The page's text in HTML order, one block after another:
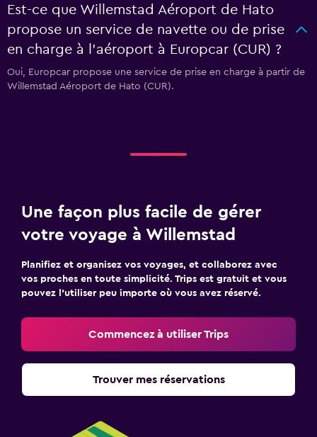
Est-ce que Willemstad Aéroport de Hato
propose un service de navette ou de prise
en charge à l’aéroport à Europcar (CUR) ?
Oui, Europcar propose une service de prise en charge à partir de
Willemstad Aéroport de Hato (CUR).
Une façon plus facile de gérer
votre voyage à Willemstad
Planifiez et organisez vos voyages, et collaborez avec
vos proches en toute simplicité. Trips est gratuit et vous
pouvez l’utiliser peu importe où vous avez réservé.
Commencez à utiliser Trips
Trouver mes réservations